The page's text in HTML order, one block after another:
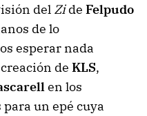
del Zide Felpudo
de lo
esperar nada
de KLS,
en los
para un epé cuya